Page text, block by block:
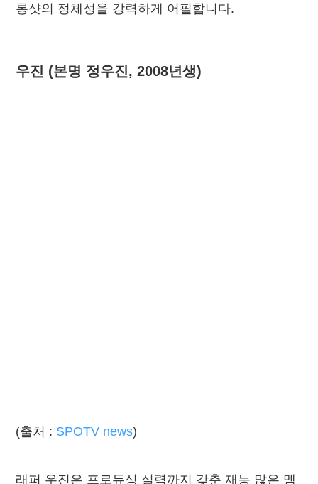
롱샷의 정체성을 강력하게 어필합니다.
우진 (본명 정우진, 2008년생)
(출처 : SPOTV news)
래퍼 우진은 프로듀싱 실력까지 갖춘 재능 많은 멤